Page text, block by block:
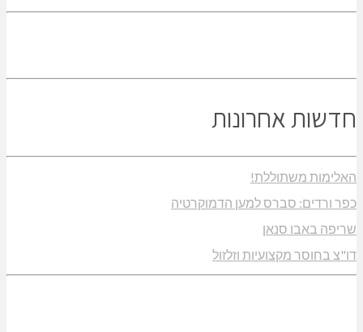
חדשות אחרונות
האלימות משתוללת!
כפר ורדים: סברס למען הדמוקרטיה
שריפה באבו סנאן
דו"צ בחוסר מקצועיות וזלזול